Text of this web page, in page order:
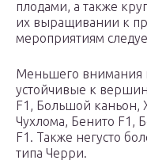
плодами, а также
их выращивании к
мероприятиям
Меньшего внимания
устойчивые к
F1, Большой каньон,
Чухлома, Бенито F1,
F1. Также негусто
типа Черри.